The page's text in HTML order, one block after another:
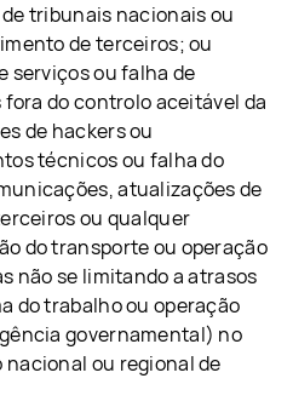
tribunais nacionais ou
de terceiros; ou
serviços ou falha de
do controlo aceitável da
de hackers ou
técnicos ou falha do
atualizações de
ou qualquer
do transporte ou operação
não se limitando a atrasos
do trabalho ou operação
governamental) no
nacional ou regional de